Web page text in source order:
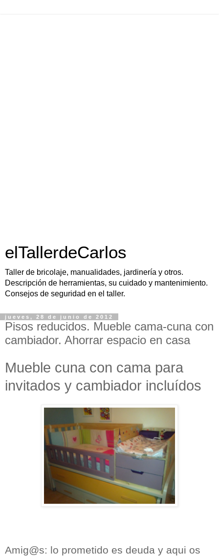
elTallerdeCarlos
Taller de bricolaje, manualidades, jardinería y otros.
Descripción de herramientas, su cuidado y mantenimiento.
Consejos de seguridad en el taller.
jueves, 28 de junio de 2012
Pisos reducidos. Mueble cama-cuna con
cambiador. Ahorrar espacio en casa
Mueble cuna con cama para
invitados y cambiador incluídos
Amig@s: lo prometido es deuda y aqui os